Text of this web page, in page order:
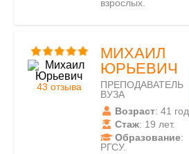
взрослых.
43 отзыва
МИХАИЛ
ЮРЬЕВИЧ
ПРЕПОДАВАТЕЛЬ
ВУЗА
Возраст: 41 год.
Стаж: 19 лет.
Образование:
РГСУ.